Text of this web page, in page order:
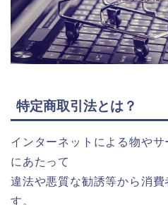
特定商取引法とは？
インターネットによる物や
にあたって
違法や悪質な勧誘等から消
す。